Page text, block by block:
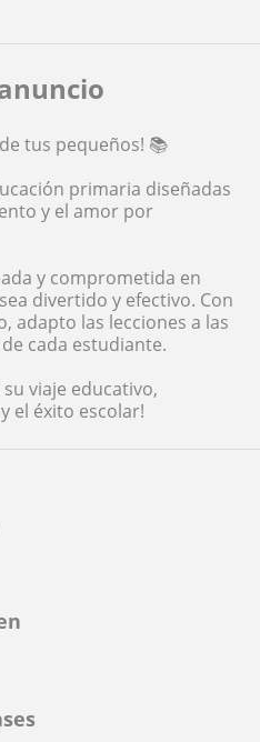
tus pequeños! 📚
primaria diseñadas
y el amor por
y comprometida en
divertido y efectivo. Con
adapto las lecciones a las
cada estudiante.
viaje educativo,
el éxito escolar!